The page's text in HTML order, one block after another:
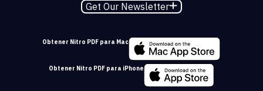
Get Our Newsletter
Obtener Nitro PDF para Mac
Obtener Nitro PDF para iPhone